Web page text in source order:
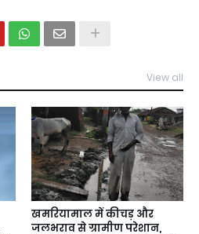
View all
खमरियामाल में कीचड़ और
जलभराव से ग्रामीण परेशान,